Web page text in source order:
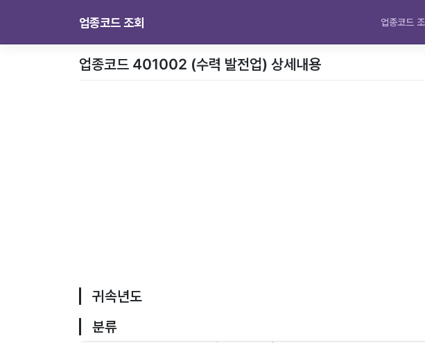
업종코드 조회 업종코드
업종코드 401002 (수력 발전업) 상세내용
귀속년도
분류